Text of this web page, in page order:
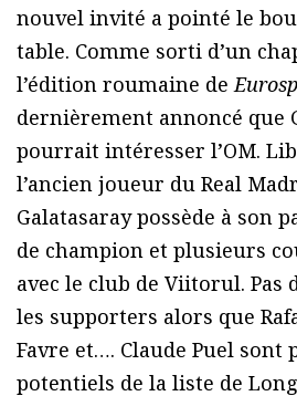
nouvel invité a pointé le
table. Comme sorti d’un
l’édition roumaine de
dernièrement annoncé que
pourrait intéresser l’OM.
l’ancien joueur du Real
Galatasaray possède à son
de champion et plusieurs
avec le club de Viitorul. Pas
les supporters alors que
Favre et…. Claude Puel sont
potentiels de la liste de